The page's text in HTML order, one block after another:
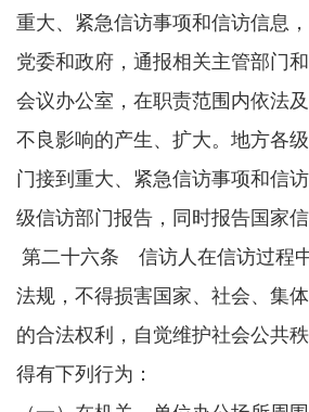
重大、紧急信访事项和信访信息
党委和政府，通报相关主管部门
会议办公室，在职责范围内依法
不良影响的产生、扩大。地方各
门接到重大、紧急信访事项和信
级信访部门报告，同时报告国家信
第二十六条 信访人在信访过程中
法规，不得损害国家、社会、集
的合法权利，自觉维护社会公共
得有下列行为：